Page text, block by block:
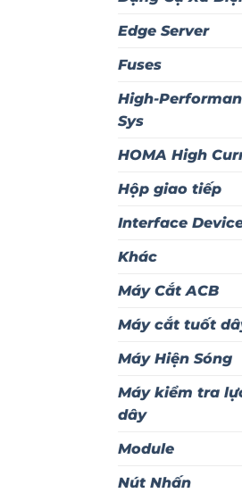
Edge Server
Fuses
High-
Sys
HOMA High
Hộp giao tiếp
Interface
Khác
Máy Cắt ACB
Máy cắt tuốt
Máy Hiện Sóng
Máy kiểm tra
dây
Module
Nút Nhấn